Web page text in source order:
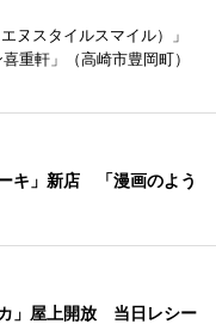
ヌスタイルスマイル）」
重軒」（高崎市豊岡町）
キ」新店 「漫画のよう
」屋上開放 当日レシー